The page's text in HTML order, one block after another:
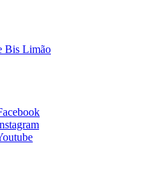
Bis Limão